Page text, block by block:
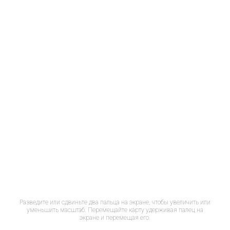
Разведите или сдвиньте два пальца на экране, чтобы увеличить или
уменьшить масштаб. Перемещайте карту удерживая палец на
экране и перемещая его.